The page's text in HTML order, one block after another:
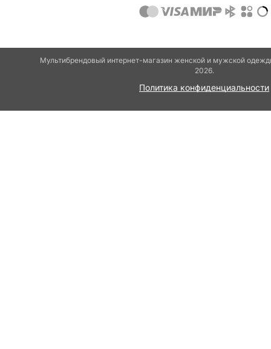
Мультибрендовый интернет-магазин женской и мужской
2026.
Политика конфиденциальности